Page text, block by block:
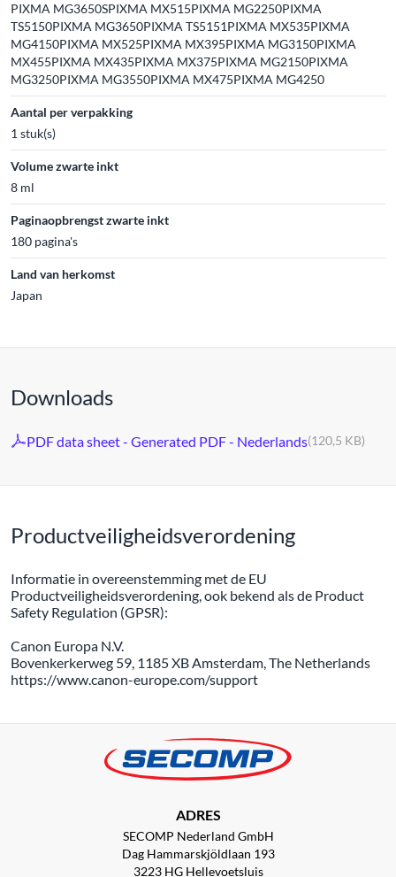
PIXMA MG3650SPIXMA MX515PIXMA MG2250PIXMA
TS5150PIXMA MG3650PIXMA TS5151PIXMA MX535PIXMA
MG4150PIXMA MX525PIXMA MX395PIXMA MG3150PIXMA
MX455PIXMA MX435PIXMA MX375PIXMA MG2150PIXMA
MG3250PIXMA MG3550PIXMA MX475PIXMA MG4250
Aantal per verpakking
1 stuk(s)
Volume zwarte inkt
8 ml
Paginaopbrengst zwarte inkt
180 pagina's
Land van herkomst
Japan
Downloads
PDF data sheet - Generated PDF - Nederlands(120,5 KB)
Productveiligheidsverordening
Informatie in overeenstemming met de EU
Productveiligheidsverordening, ook bekend als de Product
Safety Regulation (GPSR):
Canon Europa N.V.
Bovenkerkerweg 59, 1185 XB Amsterdam, The Netherlands
https://www.canon-europe.com/support
ADRES
SECOMP Nederland GmbH
Dag Hammarskjöldlaan 193
3223 HG Hellevoetsluis